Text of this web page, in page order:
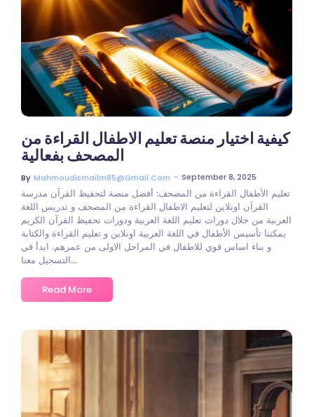
كيفية اختيار منصة تعليم الاطفال القراءة من
المصحف بفعالية
By Mahmoudismailm85@gmail.com ~ September 8, 2025
تعليم الأطفال القراءة من المصحف: أفضل منصة لتحفيظ القرآن مدرسة
القرآن اونلاين لتعليم الاطفال القراءة من المصحف و تدريس اللغة
العربية من خلال دورات تعليم اللغة العربية ودورات تحفيظ القرآن الكريم
يمكننا تأسيس الأطفال في اللغة العربية اونلاين و تعليم القراءة والكتابة
و بناء اساس قوي للاطفال في المراحل الاولى من عمرهم. ابدأ في
التسجيل معنا...
Read More